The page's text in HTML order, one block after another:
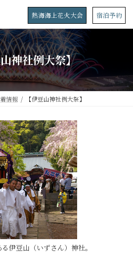
熱海海上花火大会 宿泊予約
神社例大祭】
情報 【伊豆山神社例大祭】
伊豆山（いずさん）神社。